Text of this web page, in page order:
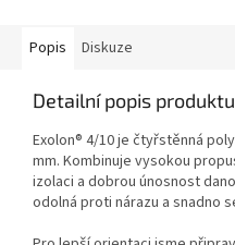
Popis Diskuze
Detailní popis produktu
Exolon® 4/10 je čtyřstěnná
mm. Kombinuje vysokou
izolaci a dobrou únosnost
odolná proti nárazu a snadno